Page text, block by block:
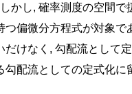
かし, 確率測度の空間で
つ偏微分方程式が対象で
だけなく, 勾配流として
勾配流としての定式化に